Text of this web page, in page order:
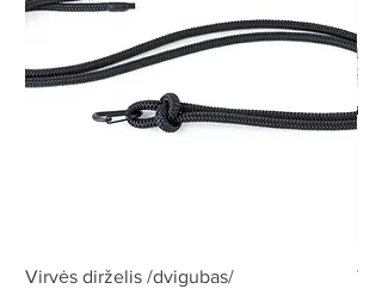
Virvės dirželis /dvigubas/